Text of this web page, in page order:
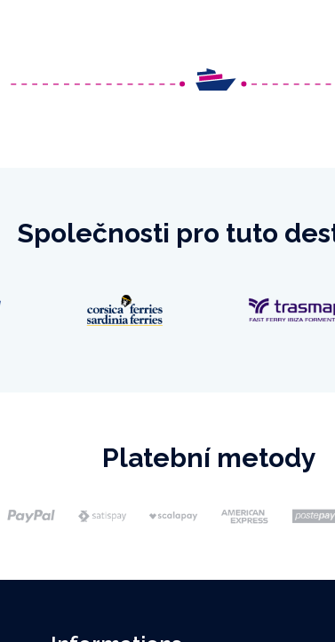
Společnosti pro tuto
Platební metody